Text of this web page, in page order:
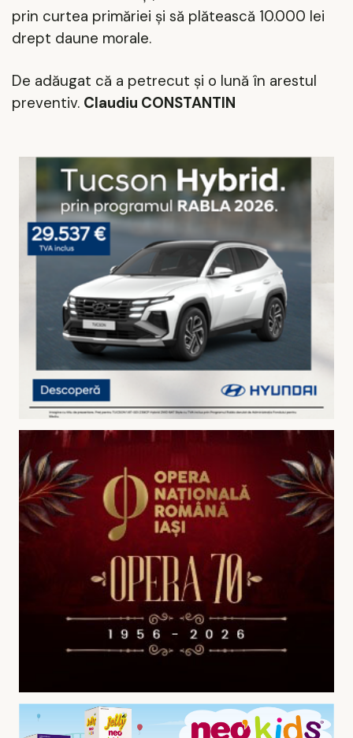
prin curtea primăriei şi să plătească 10.000 lei
drept daune morale.
De adăugat că a petrecut şi o lună în arestul
preventiv. Claudiu CONSTANTIN